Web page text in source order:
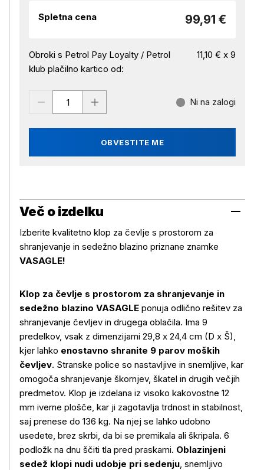
Spletna cena 99,91 €
Obroki s Petrol Pay Loyalty / Petrol
klub plačilno kartico od:
11,10 € x 9
OBVESTITE ME
Ni na zalogi
Več o izdelku
Izberite kvalitetno klop za čevlje s prostorom za
shranjevanje in sedežno blazino priznane znamke
VASAGLE!
Klop za čevlje s prostorom za shranjevanje in
sedežno blazino VASAGLE ponuja odlično rešitev za
shranjevanje čevljev in drugega oblačila. Ima 9
predelkov, vsak z dimenzijami 29,8 x 24,4 cm (D x Š),
kjer lahko enostavno shranite 9 parov moških
čevljev. Stranske police so nastavljive in snemljive, kar
omogoča shranjevanje škornjev, škatel in drugih večjih
predmetov. Klop je izdelana iz visoko kakovostne 12
mm iverne plošče, kar ji zagotavlja trdnost in stabilnost,
saj prenese do 136 kg. Na njej se lahko udobno
usedete, brez skrbi, da bi se premikala ali škripala. 6
podložk na dnu ščiti tla pred praskami. Oblazinjeni
sedež klopi nudi udobje pri sedenju, snemljivo